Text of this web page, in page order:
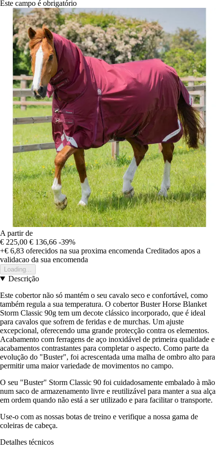
Este campo é obrigatório
A partir de
€ 225,00 € 136,66 -39%
+€ 6,83 oferecidos na sua proxima encomenda Creditados apos a
validacao da sua encomenda
Loading...
Descrição
Este cobertor não só mantém o seu cavalo seco e confortável, como
também regula a sua temperatura. O cobertor Buster Horse Blanket
Storm Classic 90g tem um decote clássico incorporado, que é ideal
para cavalos que sofrem de feridas e de murchas. Um ajuste
excepcional, oferecendo uma grande protecção contra os elementos.
Acabamento com ferragens de aço inoxidável de primeira qualidade e
acabamentos contrastantes para completar o aspecto. Como parte da
evolução do "Buster", foi acrescentada uma malha de ombro alto para
permitir uma maior variedade de movimentos no campo.
O seu "Buster" Storm Classic 90 foi cuidadosamente embalado à mão
num saco de armazenamento livre e reutilizável para manter a sua alça
em ordem quando não está a ser utilizado e para facilitar o transporte.
Use-o com as nossas botas de treino e verifique a nossa gama de
coleiras de cabeça.
Detalhes técnicos